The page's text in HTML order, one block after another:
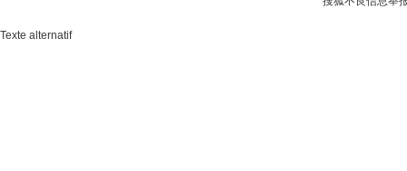
Texte alternatif